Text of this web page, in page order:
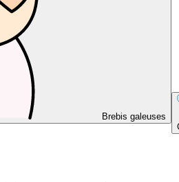
Brebis galeuses